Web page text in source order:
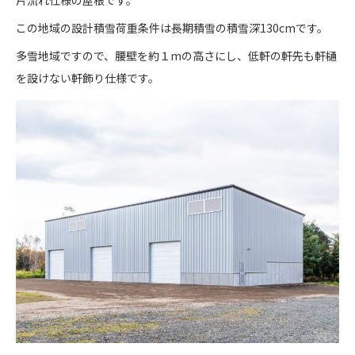
この地域の設計積雪荷重条件は長期積雪の積雪深130cmです。
多雪地域ですので、腰壁を約１mの高さにし、低軒の軒先も軒樋
を設けない軒飾り仕様です。